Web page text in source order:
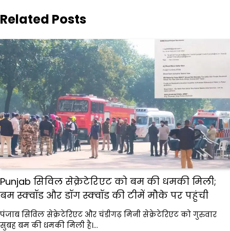
Related Posts
Punjab सिविल सेक्रेटेरिएट को बम की धमकी मिली;
बम स्क्वॉड और डॉग स्क्वॉड की टीमें मौके पर पहुंची
पंजाब सिविल सेक्रेटेरिएट और चंडीगढ़ मिनी सेक्रेटेरिएट को गुरुवार
सुबह बम की धमकी मिली है।…